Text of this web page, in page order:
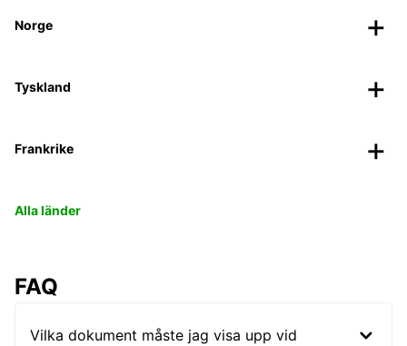
Norge
Tyskland
Frankrike
Alla länder
FAQ
Vilka dokument måste jag visa upp vid